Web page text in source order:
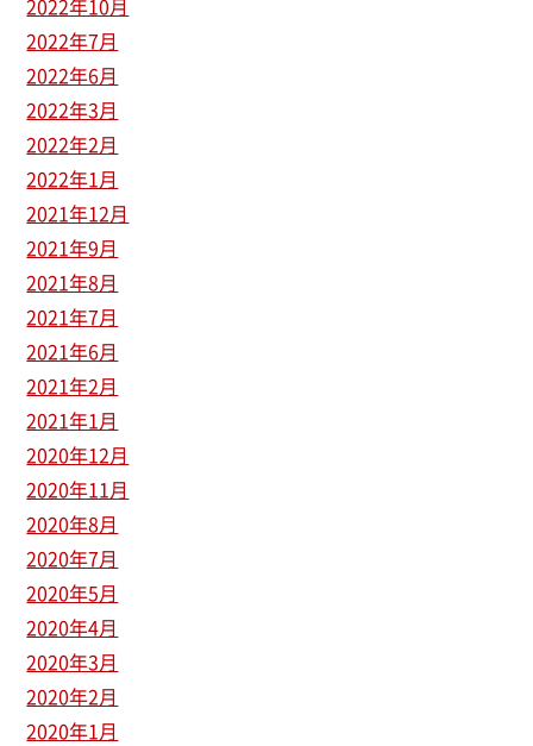
2022年10月
2022年7月
2022年6月
2022年3月
2022年2月
2022年1月
2021年12月
2021年9月
2021年8月
2021年7月
2021年6月
2021年2月
2021年1月
2020年12月
2020年11月
2020年8月
2020年7月
2020年5月
2020年4月
2020年3月
2020年2月
2020年1月